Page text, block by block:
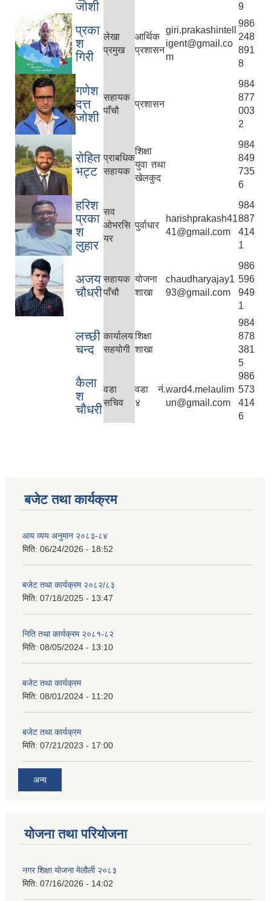
जोशी
9
प्रका
श
गिरी
लेखा
प्रमुख
आर्थिक
प्रशासन
giri.prakashintell
igent@gmail.co
m
986
248
891
8
गणेश
दत्त
जोशी
सहायक
पाँचौ
प्रशासन
984
877
003
2
रोहित
भट्ट
प्राबधिक
सहायक
शिक्षा
युवा तथा
खेलकुद
984
849
735
6
हरिश
प्रका
श
लुहार
सव
ओभरसि
यर
पुर्वाधार
harishprakash41
41@gmail.com
984
887
414
1
अजय
चौधरी
सहायक
पाँचौ
योजना
शाखा
chaudharyajay1
93@gmail.com
986
596
949
1
लच्छी
चन्द
कार्यालय
सहयोगी
शिक्षा
शाखा
984
878
381
5
कैला
श
चौधरी
वडा
सचिव
वडा नं.
४
ward4.melaulim
un@gmail.com
986
573
414
6
बजेट तथा कार्यक्रम
आय व्यय अनुमान २०८३-८४
मिति: 06/24/2026 - 18:52
बजेट तथा कार्यक्रम २०८२/८३
मिति: 07/18/2025 - 13:47
निति तथा कार्यक्रम २०८१-८२
मिति: 08/05/2024 - 13:10
बजेट तथा कार्यक्रम
मिति: 08/01/2024 - 11:20
बजेट तथा कार्यक्रम
मिति: 07/21/2023 - 17:00
अन्य
योजना तथा परियोजना
नगर शिक्षा योजना मेलौली २०८३
मिति: 07/16/2026 - 14:02